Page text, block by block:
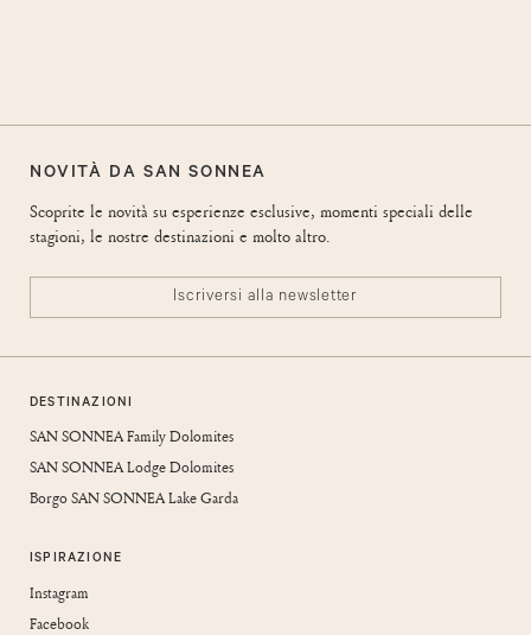
NOVITÀ DA SAN SONNEA
Scoprite le novità su esperienze esclusive, momenti speciali delle
stagioni, le nostre destinazioni e molto altro.
Iscriversi alla newsletter
DESTINAZIONI
SAN SONNEA Family Dolomites
SAN SONNEA Lodge Dolomites
Borgo SAN SONNEA Lake Garda
ISPIRAZIONE
Instagram
Facebook